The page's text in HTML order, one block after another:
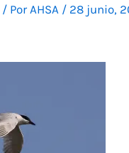
/ Por AHSA / 28 junio,